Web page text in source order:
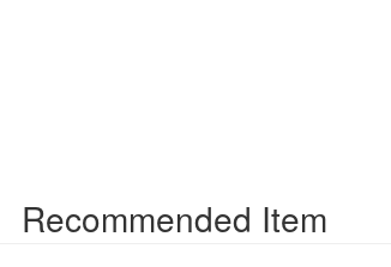
Recommended Item